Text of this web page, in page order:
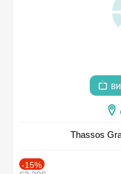
Thassos
-15%